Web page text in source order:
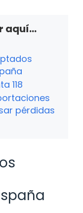
aquí...
118
pérdidas